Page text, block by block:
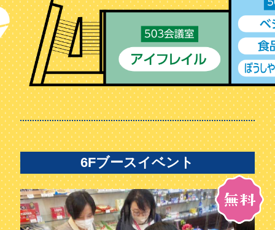
6Fブースイベント